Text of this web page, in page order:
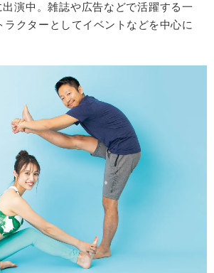
演中。雑誌や広告などで活躍する一
ラクターとしてイベントなどを中心に